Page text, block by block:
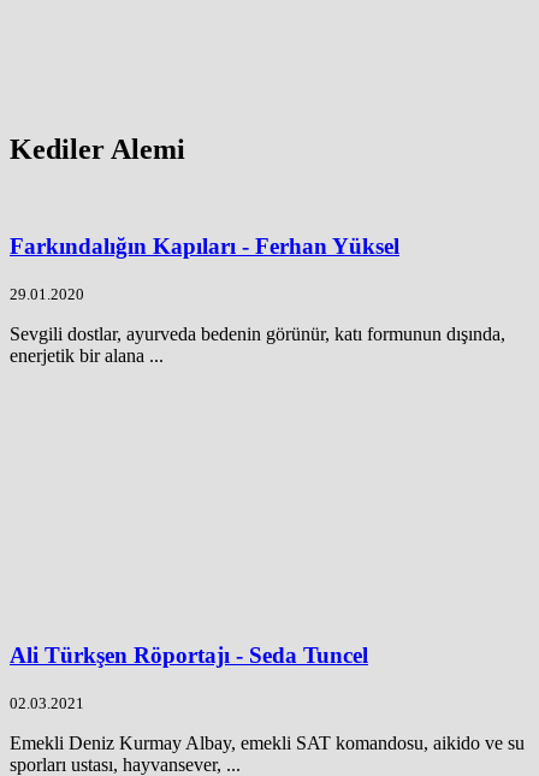
Kediler Alemi
Farkındalığın Kapıları - Ferhan Yüksel
29.01.2020
Sevgili dostlar, ayurveda bedenin görünür, katı formunun dışında,
enerjetik bir alana ...
Ali Türkşen Röportajı - Seda Tuncel
02.03.2021
Emekli Deniz Kurmay Albay, emekli SAT komandosu, aikido ve su
sporları ustası, hayvansever, ...